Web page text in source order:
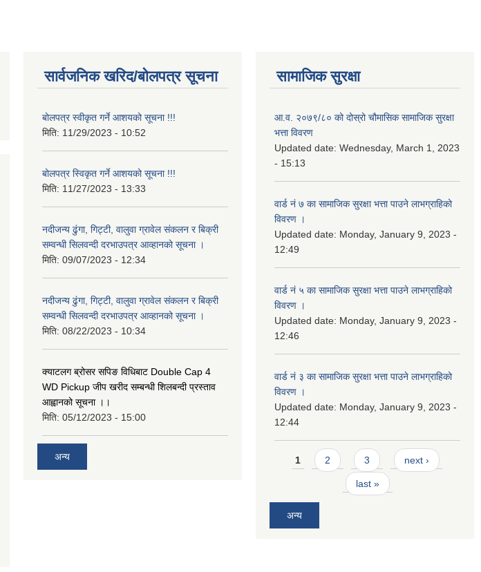
सार्वजनिक खरिद/बोलपत्र सूचना
बोलपत्र स्वीकृत गर्ने आशयको सूचना !!!
मिति: 11/29/2023 - 10:52
बोलपत्र स्विकृत गर्ने आशयको सूचना !!!
मिति: 11/27/2023 - 13:33
नदीजन्य ढुंगा, गिट्टी, वालुवा ग्रावेल संकलन र बिक्री
सम्वन्धी सिलवन्दी दरभाउपत्र आव्हानको सूचना ।
मिति: 09/07/2023 - 12:34
नदीजन्य ढुंगा, गिट्टी, वालुवा ग्रावेल संकलन र बिक्री
सम्वन्धी सिलवन्दी दरभाउपत्र आव्हानको सूचना ।
मिति: 08/22/2023 - 10:34
क्याटलग ब्रोसर सपिङ विधिबाट Double Cap 4
WD Pickup जीप खरीद सम्बन्धी शिलबन्दी प्रस्ताव
आह्वानको सूचना ।।
मिति: 05/12/2023 - 15:00
अन्य
सामाजिक सुरक्षा
आ.व. २०७९/८० को दोस्रो चौमासिक सामाजिक सुरक्षा
भत्ता विवरण
Updated date: Wednesday, March 1, 2023
- 15:13
वार्ड नं ७ का सामाजिक सुरक्षा भत्ता पाउने लाभग्राहिको
विवरण ।
Updated date: Monday, January 9, 2023 -
12:49
वार्ड नं ५ का सामाजिक सुरक्षा भत्ता पाउने लाभग्राहिको
विवरण ।
Updated date: Monday, January 9, 2023 -
12:46
वार्ड नं ३ का सामाजिक सुरक्षा भत्ता पाउने लाभग्राहिको
विवरण ।
Updated date: Monday, January 9, 2023 -
12:44
Pages
1 2 3 next ›
last »
अन्य